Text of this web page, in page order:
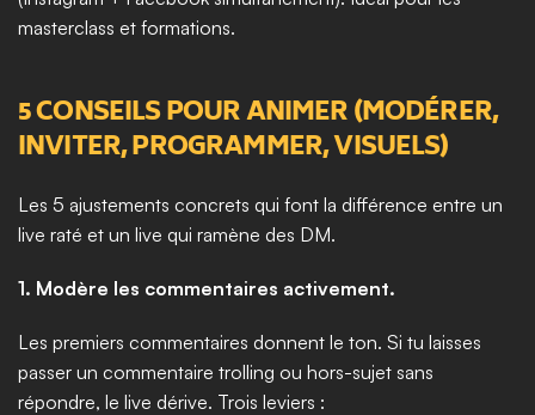
masterclass et formations.
5 CONSEILS POUR ANIMER (MODÉRER,
INVITER, PROGRAMMER, VISUELS)
Les 5 ajustements concrets qui font la différence entre un
live raté et un live qui ramène des DM.
1. Modère les commentaires activement.
Les premiers commentaires donnent le ton. Si tu laisses
passer un commentaire trolling ou hors-sujet sans
répondre, le live dérive. Trois leviers :